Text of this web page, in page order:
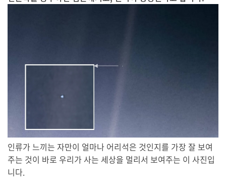
인류가 느끼는 자만이 얼마나 어리석은 것인지를 가장 잘 보여
주는 것이 바로 우리가 사는 세상을 멀리서 보여주는 이 사진입
니다.